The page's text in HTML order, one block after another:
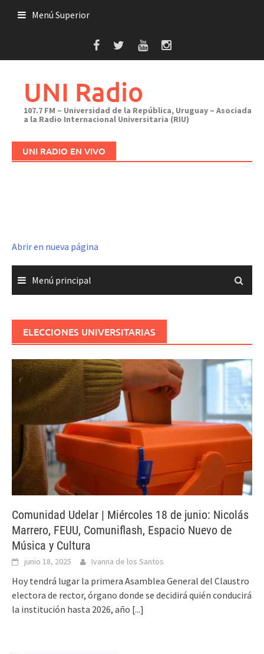
Menú Superior
UNI Radio
107.7 FM – Universidad de la República, Uruguay – Asociada
a la Radio Internacional Universitaria (RIU)
UNI RADIO EN VIVO
Abrir en nueva página
Menú principal
ELECCIONES UNIVERSITARIAS
Comunidad Udelar | Miércoles 18 de junio: Nicolás
Marrero, FEUU, Comuniflash, Espacio Nuevo de
Música y Cultura
junio 18, 2025 Ivanna de los Santos
Hoy tendrá lugar la primera Asamblea General del Claustro
electora de rector, órgano donde se decidirá quién conducirá
la institución hasta 2026, año [...]